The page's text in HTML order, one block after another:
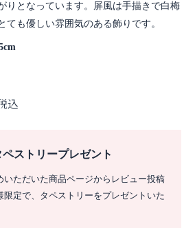
りとなっています。屏風は手描きで白梅
ても優しい雰囲気のある飾りです。
込
ストリープレゼント
いただいた商品ページからレビュー投稿
限定で、タペストリーをプレゼントいた